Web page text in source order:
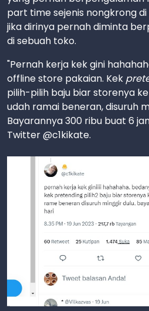
part time sejenis nongkrong
jika dirinya pernah diminta
di sebuah toko.
"Pernah kerja kek gini
offline store pakaian. Kek
pilih-pilih baju biar storenya
udah ramai beneran, disuruh
Bayarannya 300 ribu buat 6
Twitter @c1kikate.